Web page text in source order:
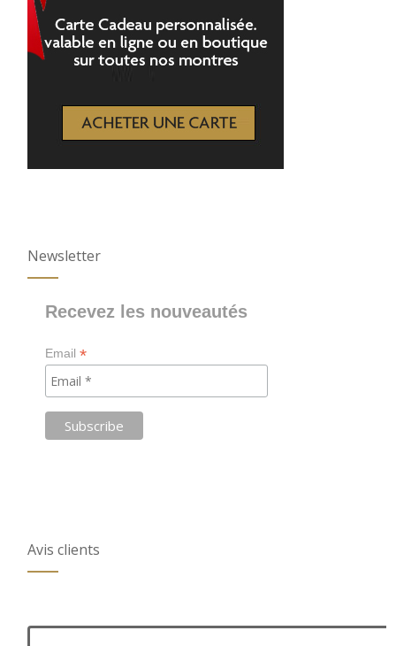
Newsletter
Recevez les nouveautés
Email*
Avis clients